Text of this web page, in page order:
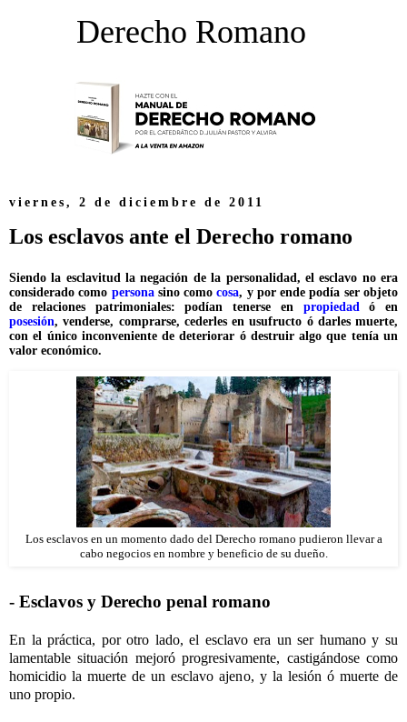
Derecho Romano
viernes, 2 de diciembre de 2011
Los esclavos ante el Derecho romano
Siendo la esclavitud la negación de la personalidad, el esclavo no era
considerado como personasino comocosa, y por ende podía ser objeto
de relaciones patrimoniales: podían tenerse en propiedad ó en
posesión, venderse, comprarse, cederles en usufructo ó darles muerte,
con el único inconveniente de deteriorar ó destruir algo que tenía un
valor económico.
Los esclavos en un momento dado del Derecho romano pudieron llevar a
cabo negocios en nombre y beneficio de su dueño.
- Esclavos y Derecho penal romano
En la práctica, por otro lado, el esclavo era un ser humano y su
lamentable situación mejoró progresivamente, castigándose como
homicidio la muerte de un esclavo ajeno, y la lesión ó muerte de
uno propio.